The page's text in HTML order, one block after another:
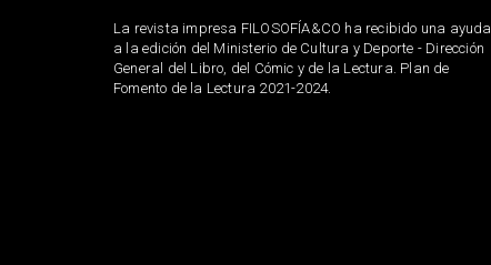
La revista impresa FILOSOFÍA&CO ha recibido una ayuda
a la edición del Ministerio de Cultura y Deporte - Dirección
General del Libro, del Cómic y de la Lectura. Plan de
Fomento de la Lectura 2021-2024.